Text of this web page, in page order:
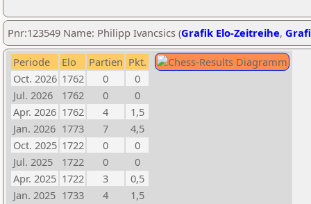
Pnr:123549 Name: Philipp Ivancsics (Grafik Elo-Zeitreihe,
Periode Elo Partien Pkt.
Oct. 2026 1762 0
0
Jul. 2026
1762 0
0
Apr. 2026 1762 4
1,5
Jan. 2026 1773 7
4,5
Oct. 2025 1722 0
0
Jul. 2025
1722 0
0
Apr. 2025 1722 3
0,5
Jan. 2025 1733 4
1,5